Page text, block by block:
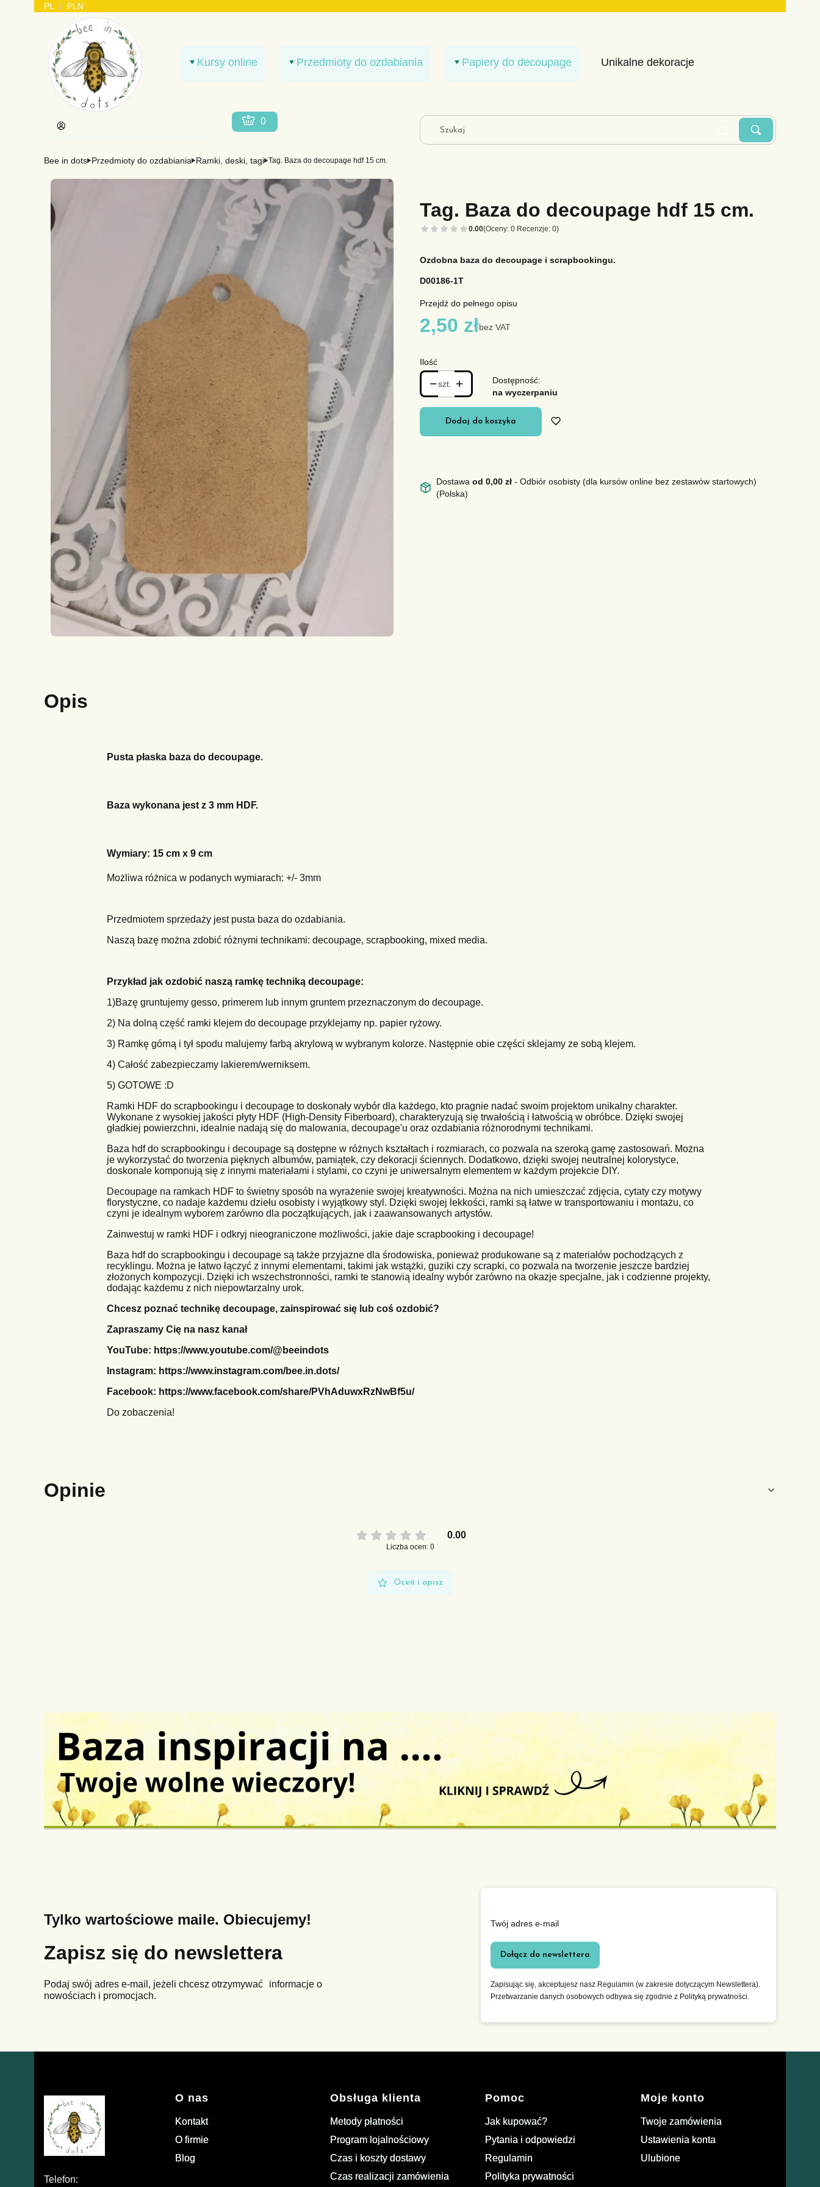
PL PLN
Kursy online Przedmioty do ozdabiania Papiery do decoupage Unikalne dekoracje
Zaloguj się
Produkty w koszyku: 0. Zobacz szczegóły
Koszyk
WyczyśćSzukaj
Bee in dots Przedmioty do ozdabiania Ramki, deski, tagi Tag. Baza do decoupage hdf 15 cm.
Tag. Baza do decoupage hdf 15 cm.
0.00(Oceny: 0 Recenzje: 0)
Ozdobna baza do decoupage i scrapbookingu.
D00186-1T
Przejdź do pełnego opisu
Cena
2,50 złbez VAT
Ilość
szt.
Dostępność:
na wyczerpaniu
Dodaj do koszyka
Dostawaod 0,00 zł- Odbiór osobisty (dla kursów online bez zestawów startowych)
(Polska)
Opis
Pusta płaska baza do decoupage.
Bazawykonana jest z 3 mm HDF.
Wymiary: 15 cm x 9 cm
Możliwa różnica w podanych wymiarach: +/- 3mm
Przedmiotem sprzedaży jest pusta baza do ozdabiania.
Naszą bazę można zdobić różnymi technikami: decoupage, scrapbooking, mixed media.
Przykład jak ozdobić naszą ramkę techniką decoupage:
1)Bazę gruntujemy gesso, primerem lub innym gruntem przeznaczonym do decoupage.
2) Na dolną część ramki klejem do decoupage przyklejamy np. papier ryżowy.
3) Ramkę górną i tył spodu malujemy farbą akrylową w wybranym kolorze. Następnie obie części sklejamy ze sobą klejem.
4) Całość zabezpieczamy lakierem/werniksem.
5) GOTOWE :D
Ramki HDF do scrapbookingu i decoupage to doskonały wybór dla każdego, kto pragnie nadać swoim projektom unikalny charakter.
Wykonane z wysokiej jakości płyty HDF (High-Density Fiberboard), charakteryzują się trwałością i łatwością w obróbce. Dzięki swojej
gładkiej powierzchni, idealnie nadają się do malowania, decoupage'u oraz ozdabiania różnorodnymi technikami.
Baza hdf do scrapbookingu i decoupage są dostępne w różnych kształtach i rozmiarach, co pozwala na szeroką gamę zastosowań. Można
je wykorzystać do tworzenia pięknych albumów, pamiątek, czy dekoracji ściennych. Dodatkowo, dzięki swojej neutralnej kolorystyce,
doskonale komponują się z innymi materiałami i stylami, co czyni je uniwersalnym elementem w każdym projekcie DIY.
Decoupage na ramkach HDF to świetny sposób na wyrażenie swojej kreatywności. Można na nich umieszczać zdjęcia, cytaty czy motywy
florystyczne, co nadaje każdemu dziełu osobisty i wyjątkowy styl. Dzięki swojej lekkości, ramki są łatwe w transportowaniu i montażu, co
czyni je idealnym wyborem zarówno dla początkujących, jak i zaawansowanych artystów.
Zainwestuj w ramki HDF i odkryj nieograniczone możliwości, jakie daje scrapbooking i decoupage!
Baza hdf do scrapbookingu i decoupage są także przyjazne dla środowiska, ponieważ produkowane są z materiałów pochodzących z
recyklingu. Można je łatwo łączyć z innymi elementami, takimi jak wstążki, guziki czy scrapki, co pozwala na tworzenie jeszcze bardziej
złożonych kompozycji. Dzięki ich wszechstronności, ramki te stanowią idealny wybór zarówno na okazje specjalne, jak i codzienne projekty,
dodając każdemu z nich niepowtarzalny urok.
Chcesz poznać technikę decoupage, zainspirować się lub coś ozdobić?
Zapraszamy Cię na nasz kanał
YouTube: https://www.youtube.com/@beeindots
Instagram: https://www.instagram.com/bee.in.dots/
Facebook: https://www.facebook.com/share/PVhAduwxRzNwBf5u/
Do zobaczenia!
Opinie
0.00
Liczba ocen: 0
Oceń i opisz
Tylko wartościowe maile. Obiecujemy!
Zapisz się do newslettera
Podaj swój adres e-mail, jeżeli chcesz otrzymywać informacje o
nowościach i promocjach.
Twój adres e-mail
Dołącz do newslettera
Zapisując się, akceptujesz nasz Regulamin (w zakresie dotyczącym Newslettera).
Przetwarzanie danych osobowych odbywa się zgodnie z Polityką prywatności.
Telefon:
Linki w stopce
O nas
Kontakt
O firmie
Blog
Obsługa klienta
Metody płatności
Program lojalnościowy
Czas i koszty dostawy
Czas realizacji zamówienia
Pomoc
Jak kupować?
Pytania i odpowiedzi
Regulamin
Polityka prywatności
Moje konto
Twoje zamówienia
Ustawienia konta
Ulubione